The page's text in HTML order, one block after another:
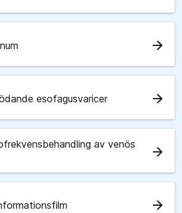
arrow_forward
esofagusvaricer arrow_forward
av venös
arrow_forward
arrow_forward